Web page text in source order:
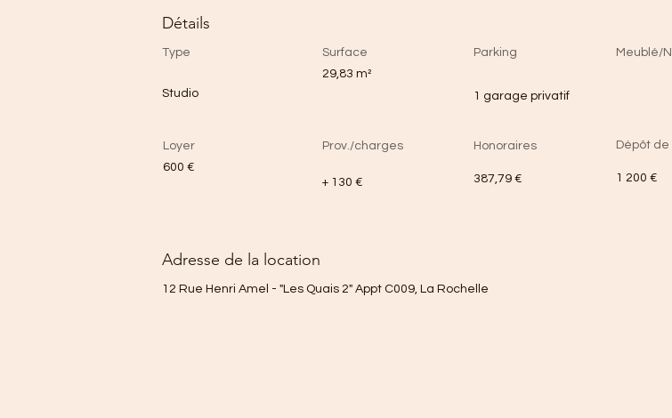
Détails
Type
Studio
Surface
29,83 m²
Parking
1 garage privatif
Meublé/
Loyer
600 €
Prov./charges
+ 130 €
Honoraires
387,79 €
Dépôt
1 200 €
Adresse de la location
12 Rue Henri Amel - "Les Quais 2" Appt C009, La Rochelle